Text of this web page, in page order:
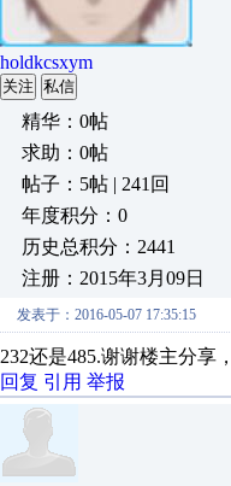
holdkcsxym
关注 私信
精华：0帖
求助：0帖
帖子：5帖 | 241回
年度积分：0
历史总积分：2441
注册：2015年3月09日
发表于：2016-05-07 17:35:15
232还是485.谢谢楼主分享
回复 引用 举报